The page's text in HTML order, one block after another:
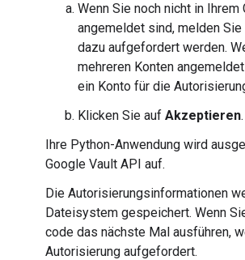
Wenn Sie noch nicht in Ihrem
angemeldet sind, melden Sie
dazu aufgefordert werden.
mehreren Konten
ein Konto für die
Klicken Sie auf Akzeptieren.
Ihre Python-Anwendung wird
Google Vault API auf.
Die Autorisierungsinformationen
Dateisystem gespeichert. Wenn
code das nächste Mal ausführen,
Autorisierung aufgefordert.